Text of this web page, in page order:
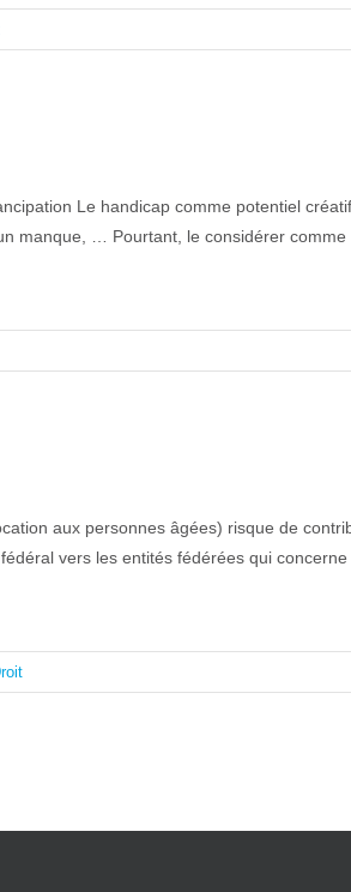
Le handicap comme potentiel
manque, … Pourtant, le considérer
aux personnes âgées) risque de
vers les entités fédérées qui